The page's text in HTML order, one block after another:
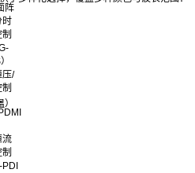
阵
时
压/
流